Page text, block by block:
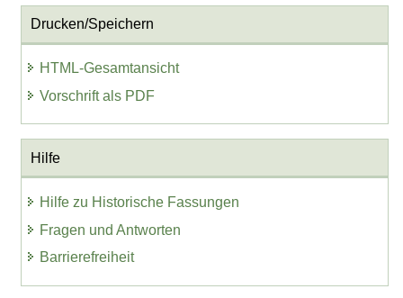
Drucken/Speichern
HTML-Gesamtansicht
Vorschrift als PDF
Hilfe
Hilfe zu Historische Fassungen
Fragen und Antworten
Barrierefreiheit